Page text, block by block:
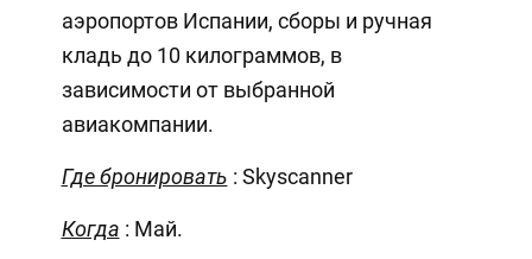
аэропортов Испании, сборы и ручная
кладь до 10 килограммов, в
зависимости от выбранной
авиакомпании.
Где бронировать : Skyscanner
Когда : Май.